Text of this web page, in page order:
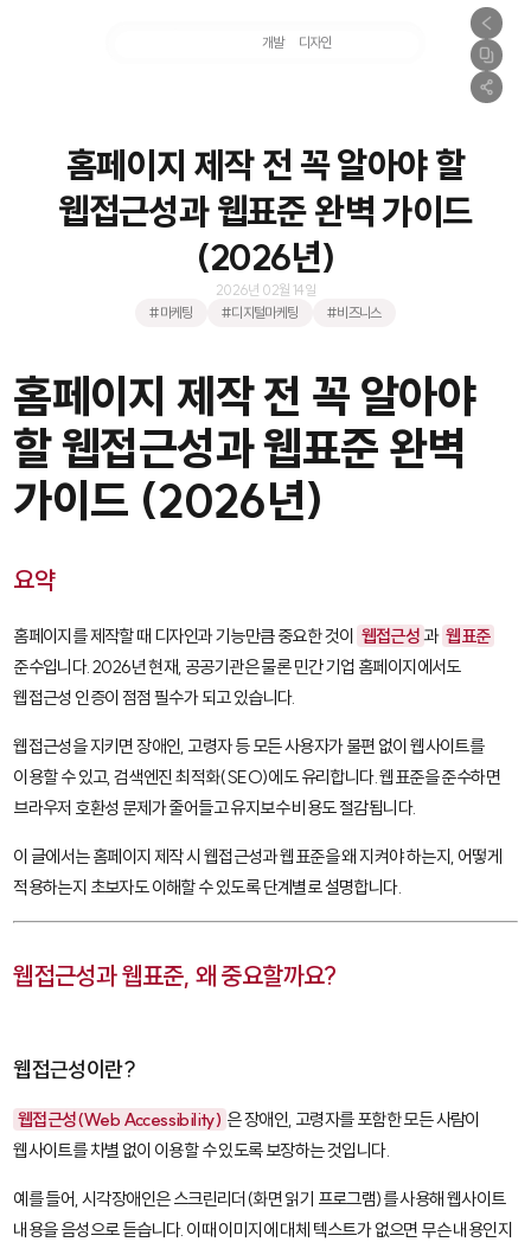
개발 디자인
홈페이지 제작 전 꼭 알아야 할
웹접근성과 웹표준 완벽 가이드
(2026년)
2026년 02월 14일
#마케팅
#디지털마케팅 #비즈니스
홈페이지 제작 전 꼭 알아야
할 웹접근성과 웹표준 완벽
가이드 (2026년)
요약
홈페이지를 제작할 때 디자인과 기능만큼 중요한 것이 웹접근성 과 웹표준
준수입니다. 2026년 현재, 공공기관은 물론 민간 기업 홈페이지에서도
웹접근성 인증이 점점 필수가 되고 있습니다.
웹접근성을 지키면 장애인, 고령자 등 모든 사용자가 불편 없이 웹사이트를
이용할 수 있고, 검색엔진 최적화(SEO)에도 유리합니다. 웹표준을 준수하면
브라우저 호환성 문제가 줄어들고 유지보수 비용도 절감됩니다.
이 글에서는 홈페이지 제작 시 웹접근성과 웹표준을 왜 지켜야 하는지, 어떻게
적용하는지 초보자도 이해할 수 있도록 단계별로 설명합니다.
웹접근성과 웹표준, 왜 중요할까요?
웹접근성이란?
웹접근성(Web Accessibility) 은 장애인, 고령자를 포함한 모든 사람이
웹사이트를 차별 없이 이용할 수 있도록 보장하는 것입니다.
예를 들어, 시각장애인은 스크린리더(화면 읽기 프로그램)를 사용해 웹사이트
내용을 음성으로 듣습니다. 이때 이미지에 대체 텍스트가 없으면 무슨 내용인지